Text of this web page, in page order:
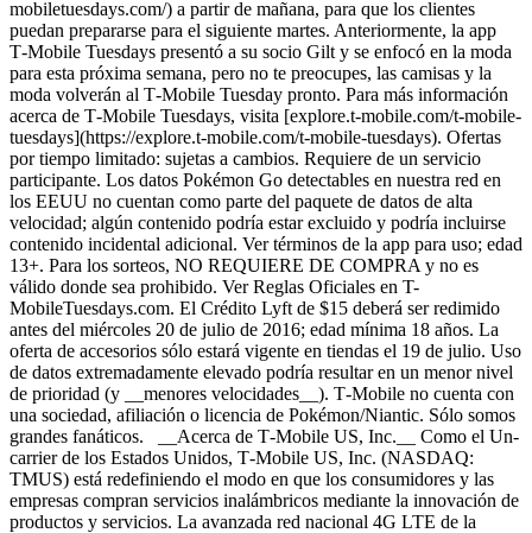
mobiletuesdays.com/) a partir de mañana, para que los clientes
puedan prepararse para el siguiente martes. Anteriormente, la app
T‑Mobile Tuesdays presentó a su socio Gilt y se enfocó en la moda
para esta próxima semana, pero no te preocupes, las camisas y la
moda volverán al T‑Mobile Tuesday pronto. Para más información
acerca de T‑Mobile Tuesdays, visita [explore.t‑mobile.com/t‑mobile-
tuesdays](https://explore.t-mobile.com/t-mobile-tuesdays). Ofertas
por tiempo limitado: sujetas a cambios. Requiere de un servicio
participante. Los datos Pokémon Go detectables en nuestra red en
los EEUU no cuentan como parte del paquete de datos de alta
velocidad; algún contenido podría estar excluido y podría incluirse
contenido incidental adicional. Ver términos de la app para uso; edad
13+. Para los sorteos, NO REQUIERE DE COMPRA y no es
válido donde sea prohibido. Ver Reglas Oficiales en T-
MobileTuesdays.com. El Crédito Lyft de $15 deberá ser redimido
antes del miércoles 20 de julio de 2016; edad mínima 18 años. La
oferta de accesorios sólo estará vigente en tiendas el 19 de julio. Uso
de datos extremadamente elevado podría resultar en un menor nivel
de prioridad (y __menores velocidades__). T‑Mobile no cuenta con
una sociedad, afiliación o licencia de Pokémon/Niantic. Sólo somos
grandes fanáticos. __Acerca de T‑Mobile US, Inc.__ Como el Un-
carrier de los Estados Unidos, T‑Mobile US, Inc. (NASDAQ:
TMUS) está redefiniendo el modo en que los consumidores y las
empresas compran servicios inalámbricos mediante la innovación de
productos y servicios. La avanzada red nacional 4G LTE de la